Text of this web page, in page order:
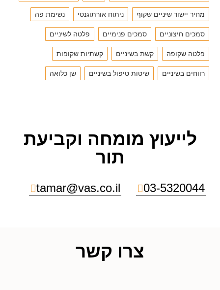
מחיר יישור שיניים שקוף ניתוח אורתוגנטי נשימת פה
סמכים חיצוניים סמכים פנימיים פלטה לשיניים
פלטה שקופה קשת בשיניים קשתיות שקופות
רווחים בשיניים שיטות טיפול בשיניים שן כלואה
לייעוץ מומחה וקביעת
תור
03-5320044
tamar@vas.co.il
צרו קשר